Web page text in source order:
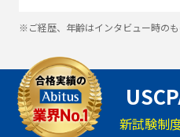
※ご経歴、年齢はインタビュー時のも
新試験制